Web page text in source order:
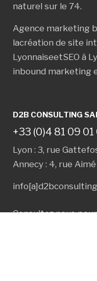
naturel sur le 74.
Agence marketing
lacréation de site
LyonnaiseetSEO à
inbound marketing
D2B CONSULTING
+33 (0)4 81 09 01
Lyon : 3, rue
Annecy : 4, rue
Consultez nous